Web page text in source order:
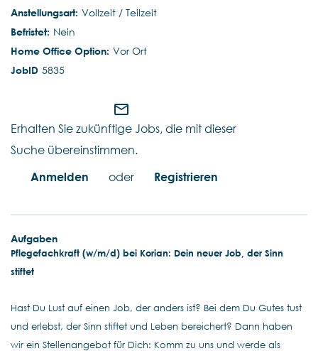
Vollzeit / Teilzeit
Nein
Vor Ort
5835
mail_outline
Erhalten Sie zukünftige Jobs, die mit dieser
Suche übereinstimmen.
Anmelden
oder Registrieren
Aufgaben
Pflegefachkraft (w/m/d) bei Korian: Dein neuer Job, der Sinn
stiftet
Hast Du Lust auf einen Job, der anders ist? Bei dem Du Gutes tust
und erlebst, der Sinn stiftet und Leben bereichert? Dann haben
wir ein Stellenangebot für Dich: Komm zu uns und werde als